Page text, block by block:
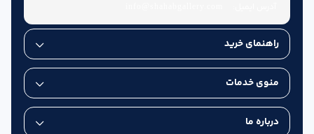
راهنمای خرید
منوی خدمات
درباره ما